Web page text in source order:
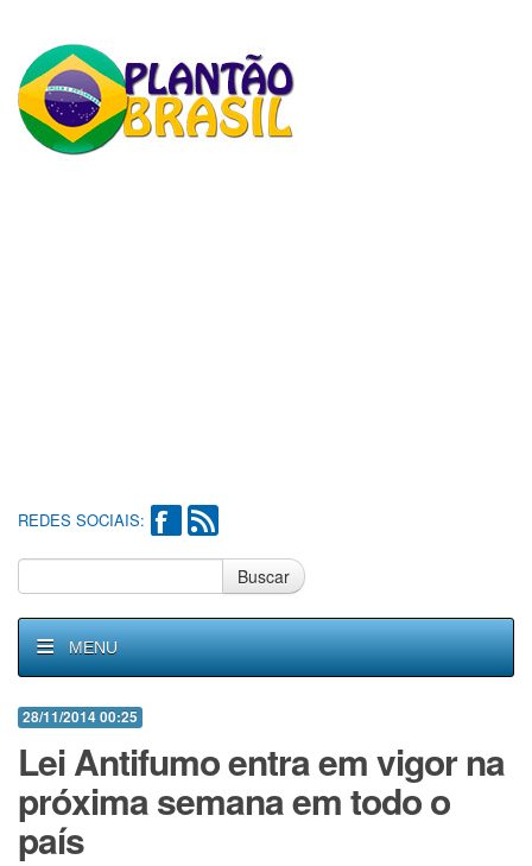
REDES SOCIAIS:
Buscar
MENU
28/11/2014 00:25
Lei Antifumo entra em vigor na
próxima semana em todo o
país